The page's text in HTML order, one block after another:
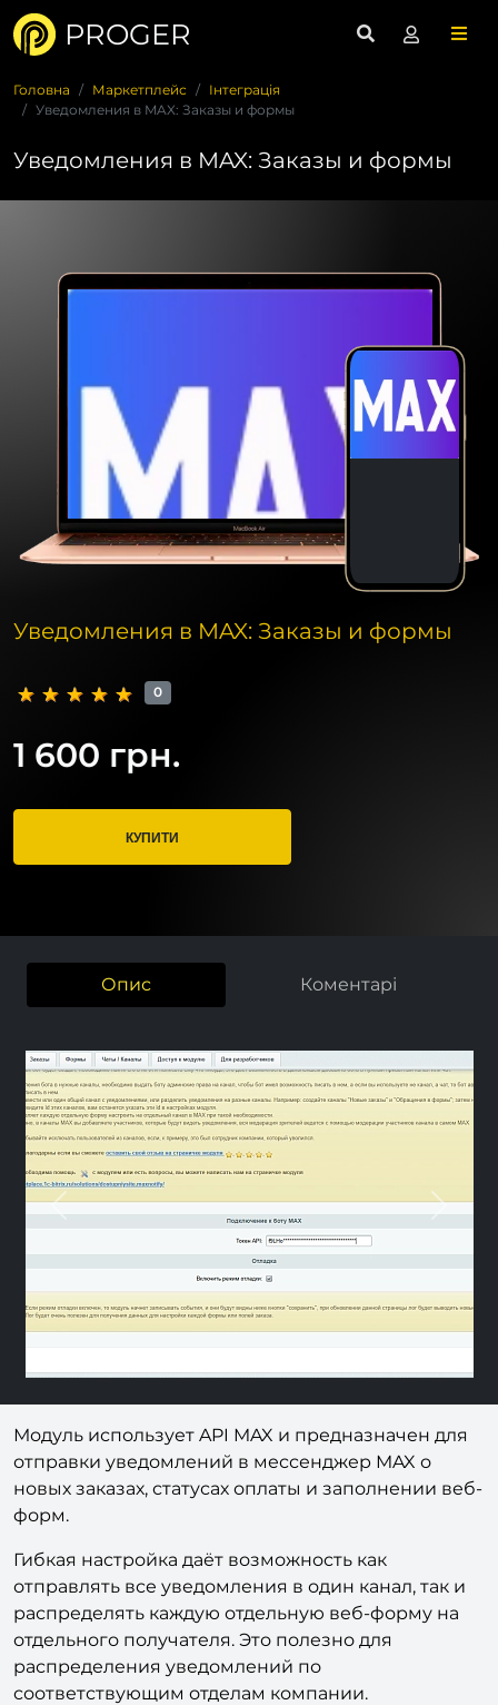
PROGER
Головна Маркетплейс
Інтеграція
Уведомления в MAX: Заказы и формы
Уведомления в MAX: Заказы и формы
Уведомления в MAX: Заказы и формы
0
1 600 грн.
КУПИТИ
Опис Коментарі
Previous Next
Модуль использует API MAX и предназначен для
отправки уведомлений в мессенджер MAX о
новых заказах, статусах оплаты и заполнении веб-
форм.
Гибкая настройка даёт возможность как
отправлять все уведомления в один канал, так и
распределять каждую отдельную веб-форму на
отдельного получателя. Это полезно для
распределения уведомлений по
соответствующим отделам компании.